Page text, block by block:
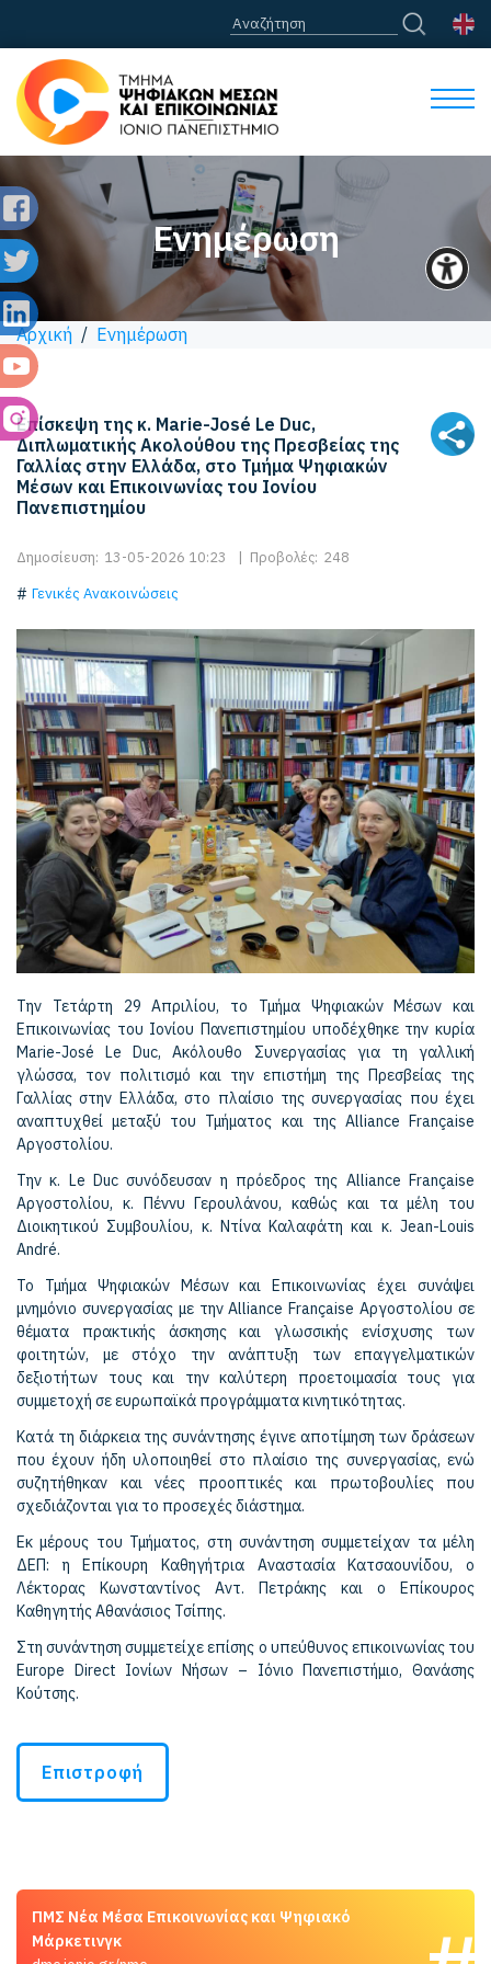
Ενημέρωση
Αρχική / Ενημέρωση
Επίσκεψη της κ. Marie-José Le Duc,
Διπλωματικής Ακολούθου της Πρεσβείας της
Γαλλίας στην Ελλάδα, στο Τμήμα Ψηφιακών
Μέσων και Επικοινωνίας του Ιονίου
Πανεπιστημίου
Δημοσίευση: 13-05-2026 10:23 | Προβολές: 248
Γενικές Ανακοινώσεις
Την Τετάρτη 29 Απριλίου, το Τμήμα Ψηφιακών Μέσων και
Επικοινωνίας του Ιονίου Πανεπιστημίου υποδέχθηκε την κυρία
Marie-José Le Duc, Ακόλουθο Συνεργασίας για τη γαλλική
γλώσσα, τον πολιτισμό και την επιστήμη της Πρεσβείας της
Γαλλίας στην Ελλάδα, στο πλαίσιο της συνεργασίας που έχει
αναπτυχθεί μεταξύ του Τμήματος και της Alliance Française
Αργοστολίου.
Την κ. Le Duc συνόδευσαν η πρόεδρος της Alliance Française
Αργοστολίου, κ. Πέννυ Γερουλάνου, καθώς και τα μέλη του
Διοικητικού Συμβουλίου, κ. Ντίνα Καλαφάτη και κ. Jean-Louis
André.
Το Τμήμα Ψηφιακών Μέσων και Επικοινωνίας έχει συνάψει
μνημόνιο συνεργασίας με την Alliance Française Αργοστολίου σε
θέματα πρακτικής άσκησης και γλωσσικής ενίσχυσης των
φοιτητών, με στόχο την ανάπτυξη των επαγγελματικών
δεξιοτήτων τους και την καλύτερη προετοιμασία τους για
συμμετοχή σε ευρωπαϊκά προγράμματα κινητικότητας.
Κατά τη διάρκεια της συνάντησης έγινε αποτίμηση των δράσεων
που έχουν ήδη υλοποιηθεί στο πλαίσιο της συνεργασίας, ενώ
συζητήθηκαν και νέες προοπτικές και πρωτοβουλίες που
σχεδιάζονται για το προσεχές διάστημα.
Εκ μέρους του Τμήματος, στη συνάντηση συμμετείχαν τα μέλη
ΔΕΠ: η Επίκουρη Καθηγήτρια Αναστασία Κατσαουνίδου, ο
Λέκτορας Κωνσταντίνος Αντ. Πετράκης και ο Επίκουρος
Καθηγητής Αθανάσιος Τσίπης.
Στη συνάντηση συμμετείχε επίσης ο υπεύθυνος επικοινωνίας του
Europe Direct Ιονίων Νήσων – Ιόνιο Πανεπιστήμιο, Θανάσης
Κούτσης.
Επιστροφή
ΠΜΣ Νέα Μέσα Επικοινωνίας και Ψηφιακό
Μάρκετινγκ